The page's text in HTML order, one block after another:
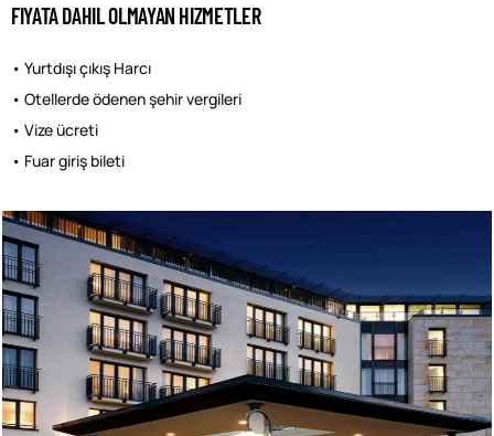
FIYATA DAHIL OLMAYAN HIZMETLER
• Yurtdışı çıkış Harcı
• Otellerde ödenen şehir vergileri
• Vize ücreti
• Fuar giriş bileti